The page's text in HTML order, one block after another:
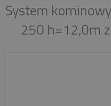
System
250 h=12,0m